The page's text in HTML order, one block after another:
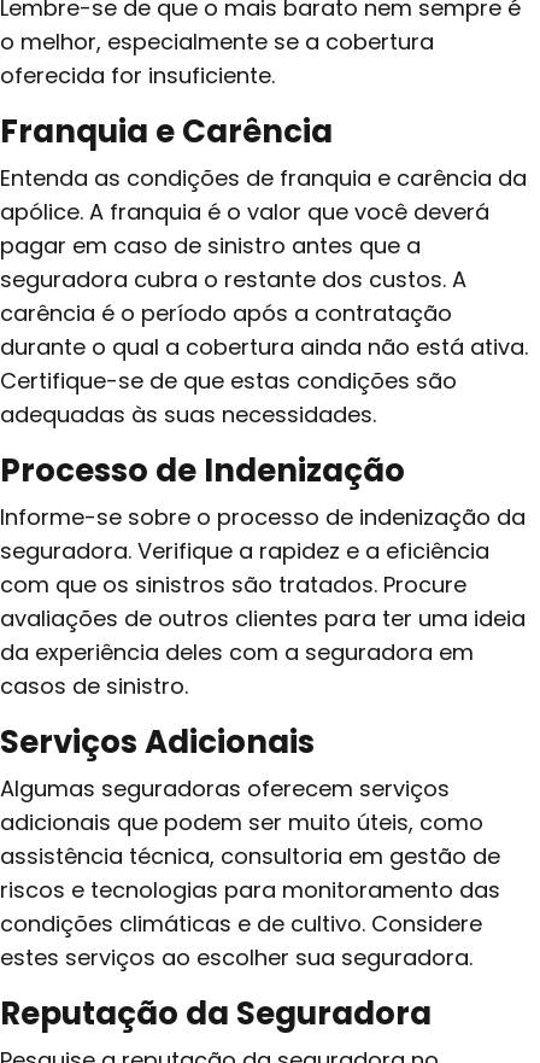
Lembre-se de que o mais barato nem sempre é
o melhor, especialmente se a cobertura
oferecida for insuficiente.
Franquia e Carência
Entenda as condições de franquia e carência da
apólice. A franquia é o valor que você deverá
pagar em caso de sinistro antes que a
seguradora cubra o restante dos custos. A
carência é o período após a contratação
durante o qual a cobertura ainda não está ativa.
Certifique-se de que estas condições são
adequadas às suas necessidades.
Processo de Indenização
Informe-se sobre o processo de indenização da
seguradora. Verifique a rapidez e a eficiência
com que os sinistros são tratados. Procure
avaliações de outros clientes para ter uma ideia
da experiência deles com a seguradora em
casos de sinistro.
Serviços Adicionais
Algumas seguradoras oferecem serviços
adicionais que podem ser muito úteis, como
assistência técnica, consultoria em gestão de
riscos e tecnologias para monitoramento das
condições climáticas e de cultivo. Considere
estes serviços ao escolher sua seguradora.
Reputação da Seguradora